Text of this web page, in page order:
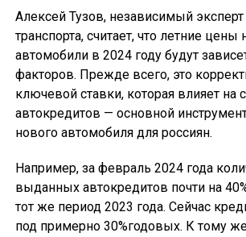
Алексей Тузов, независимый эксперт
транспорта, считает, что летние
автомобили в 2024 году будут
факторов. Прежде всего, это
ключевой ставки, которая влияет на
автокредитов — основной
нового автомобиля для россиян.
Например, за февраль 2024 года
выданных автокредитов почти на
тот же период 2023 года. Сейчас
под примерно 30%годовых. К тому